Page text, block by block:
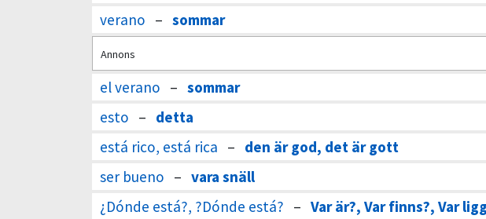
verano – sommar
Annons
el verano – sommar
esto – detta
está rico, está rica – den är god, det är gott
ser bueno – vara snäll
¿Dónde está?, ?Dónde está? – Var är?, Var finns?, Var